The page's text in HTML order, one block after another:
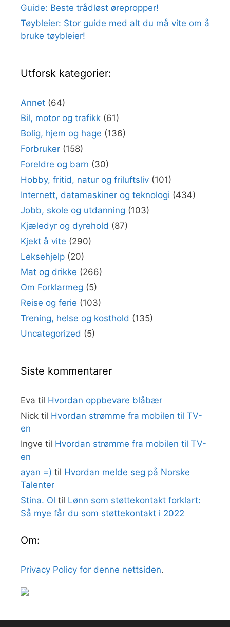
Guide: Beste trådløst ørepropper!
Tøybleier: Stor guide med alt du må vite om å
bruke tøybleier!
Utforsk kategorier:
Annet (64)
Bil, motor og trafikk (61)
Bolig, hjem og hage (136)
Forbruker (158)
Foreldre og barn (30)
Hobby, fritid, natur og friluftsliv (101)
Internett, datamaskiner og teknologi (434)
Jobb, skole og utdanning (103)
Kjæledyr og dyrehold (87)
Kjekt å vite (290)
Leksehjelp (20)
Mat og drikke (266)
Om Forklarmeg (5)
Reise og ferie (103)
Trening, helse og kosthold (135)
Uncategorized (5)
Siste kommentarer
Eva til Hvordan oppbevare blåbær
Nick til Hvordan strømme fra mobilen til TV-
en
Ingve til Hvordan strømme fra mobilen til TV-
en
ayan =) til Hvordan melde seg på Norske
Talenter
Stina. Ol til Lønn som støttekontakt forklart:
Så mye får du som støttekontakt i 2022
Om:
Privacy Policy for denne nettsiden.